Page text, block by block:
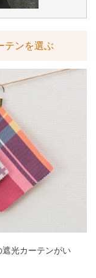
テンを選ぶ
遮光カーテンがい